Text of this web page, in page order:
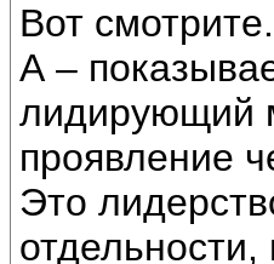
Вот
А –
лидирующий
проявление
Это